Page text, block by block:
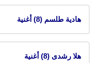
هادية طلسم (8) أغنية
هلا رشدى (8) أغنية